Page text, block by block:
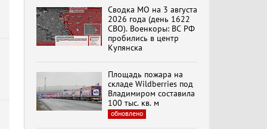
требовалось доказать!»
(07.08.2026)
Специальный репортаж
Сводка МО на 3 августа
2026 года (день 1622
СВО). Военкоры: ВС РФ
пробились в центр
Купянска
Площадь пожара на
складе Wildberries под
Владимиром составила
100 тыс. кв. м
обновлено